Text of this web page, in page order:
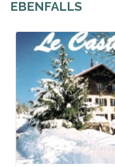
EBENFALLS